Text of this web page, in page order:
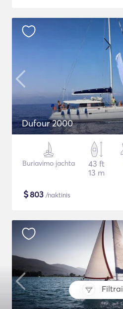
Filtrai
Dufour 2000
Buriavimo jachta
43 ft
13 m
$803 /naktinis